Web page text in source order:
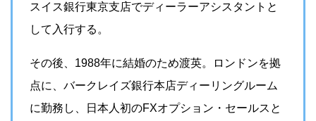
スイス銀行東京支店でディーラーアシスタントと
して入行する。
その後、1988年に結婚のため渡英。ロンドンを拠
点に、バークレイズ銀行本店ディーリングルーム
に勤務し、日本人初のFXオプション・セールスと